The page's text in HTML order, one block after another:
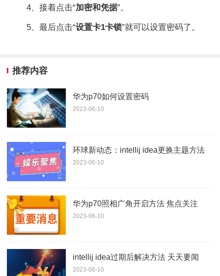
4、接着点击“加密和凭据”。
5、最后点击“设置卡1卡锁”就可以设置密码了。
推荐内容
华为p70如何设置密码
2023-06-10
环球新动态：intellij idea更换主题方法
2023-06-10
华为p70照相广角开启方法 焦点关注
2023-06-10
intellij idea过期后解决方法 天天要闻
2023-06-10